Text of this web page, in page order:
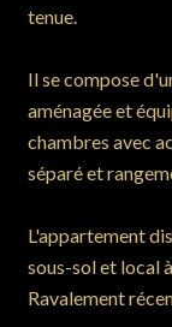
tenue.
Il se compose
aménagée et
chambres avec
séparé et
L'appartement
sous-sol et local
Ravalement